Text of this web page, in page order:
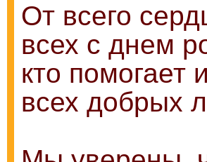
От всего
всех с днем
кто помогает
всех добрых